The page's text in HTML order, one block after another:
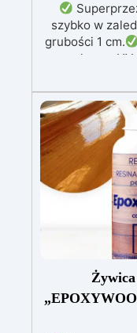
szybko w
grubości 1 cm.
z ochroną
Bezpieczna,
wyprodukowana
w użyciu
lepkości,
pęcherzyków
małych